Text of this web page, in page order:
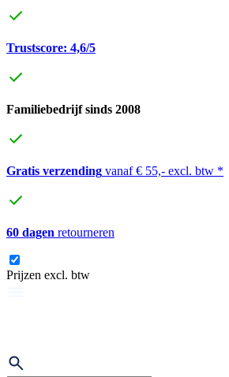
Trustscore: 4,6/5
Familiebedrijf sinds 2008
Gratis verzending vanaf € 55,- excl. btw *
60 dagen retourneren
Prijzen excl. btw